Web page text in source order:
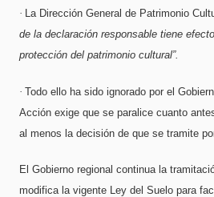
· La Dirección General de Patrimonio
de la declaración responsable tiene
protección del patrimonio cultural”.
· Todo ello ha sido ignorado por el
Acción exige que se paralice cuanto
al menos la decisión de que se tramite
El Gobierno regional continua la
modifica la vigente Ley del Suelo para